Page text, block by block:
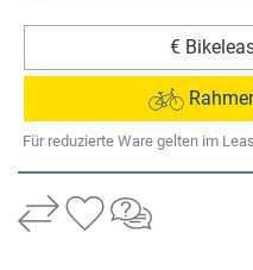
€
Für reduzierte Ware gelten im